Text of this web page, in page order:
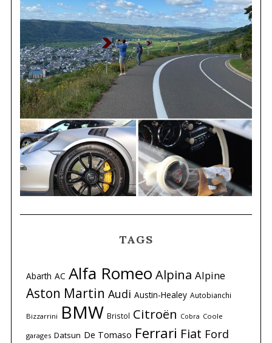
TAGS
Abarth AC Alfa Romeo Alpina Alpine
Aston Martin Audi Austin-Healey Autobianchi
Bizzarrini BMW Bristol Citroën Cobra Coole
garages Datsun De Tomaso Ferrari Fiat Ford